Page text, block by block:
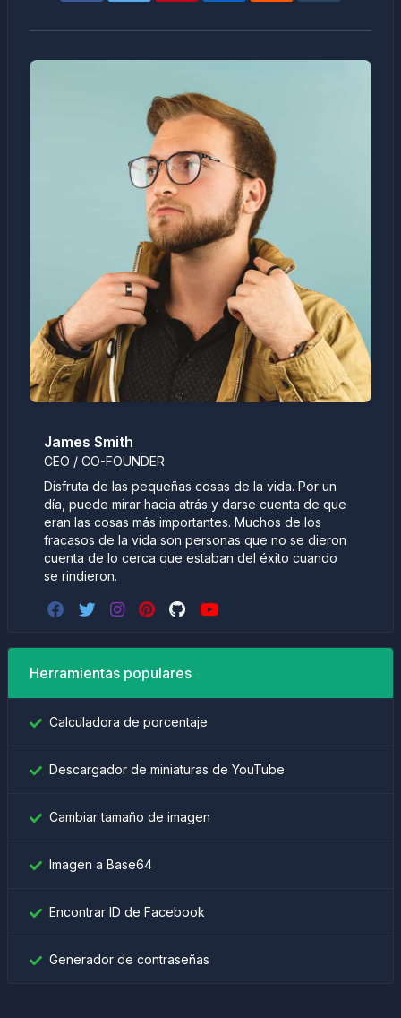
James Smith
CEO / CO-FOUNDER
Disfruta de las pequeñas cosas de la vida. Por un
día, puede mirar hacia atrás y darse cuenta de que
eran las cosas más importantes. Muchos de los
fracasos de la vida son personas que no se dieron
cuenta de lo cerca que estaban del éxito cuando
se rindieron.
Herramientas populares
Calculadora de porcentaje
Descargador de miniaturas de YouTube
Cambiar tamaño de imagen
Imagen a Base64
Encontrar ID de Facebook
Generador de contraseñas